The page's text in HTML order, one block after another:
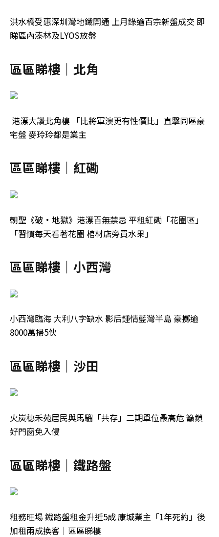
洪水橋受惠深圳灣地鐵開通 上月錄逾百宗新盤成交 即
睇區內溱林及LYOS放盤
區區睇樓｜北角
港漂大讚北角樓 「比將軍澳更有性價比」直擊同區豪
宅盤 麥玲玲都是業主
區區睇樓｜紅磡
朝聖《破·地獄》港漂百無禁忌 平租紅磡「花圈區」
「習慣每天看著花圈 棺材店旁買水果」
區區睇樓｜小西灣
小西灣臨海 大利八字缺水 影后鍾情藍灣半島 豪擲逾
8000萬掃5伙
區區睇樓｜沙田
火炭穗禾苑居民與馬騮「共存」二期單位最高危 籲鎖
好門窗免入侵
區區睇樓｜鐵路盤
租務旺場 鐵路盤租金升近5成 康城業主「1年死約」後
加租兩成換客｜區區睇樓